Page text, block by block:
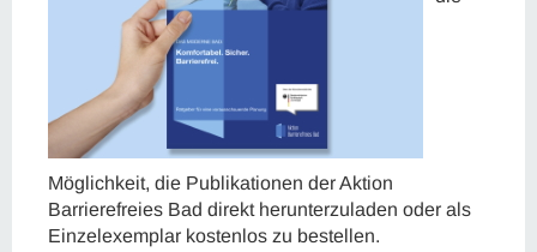
Möglichkeit, die Publikationen der Aktion
Barrierefreies Bad direkt herunterzuladen oder als
Einzelexemplar kostenlos zu bestellen.